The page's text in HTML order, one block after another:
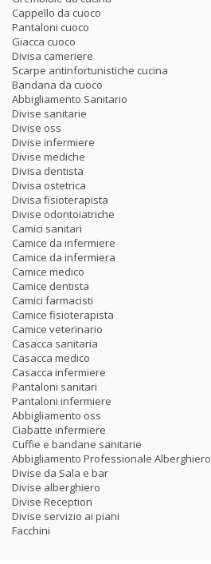
Cappello da cuoco
Pantaloni cuoco
Giacca cuoco
Divisa cameriere
Scarpe antinfortunistiche cucina
Bandana da cuoco
Abbigliamento Sanitario
Divise sanitarie
Divise oss
Divise infermiere
Divise mediche
Divisa dentista
Divisa ostetrica
Divisa fisioterapista
Divise odontoiatriche
Camici sanitari
Camice da infermiere
Camice da infermiera
Camice medico
Camice dentista
Camici farmacisti
Camice fisioterapista
Camice veterinario
Casacca sanitaria
Casacca medico
Casacca infermiere
Pantaloni sanitari
Pantaloni infermiere
Abbigliamento oss
Ciabatte infermiere
Cuffie e bandane sanitarie
Abbigliamento Professionale Alberghiero
Divise da Sala e bar
Divise alberghiero
Divise Reception
Divise servizio ai piani
Facchini